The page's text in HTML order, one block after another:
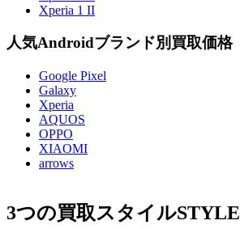
Xperia 1 II
人気Androidブランド別買取価格
Google Pixel
Galaxy
Xperia
AQUOS
OPPO
XIAOMI
arrows
3つの買取スタイルSTYLE